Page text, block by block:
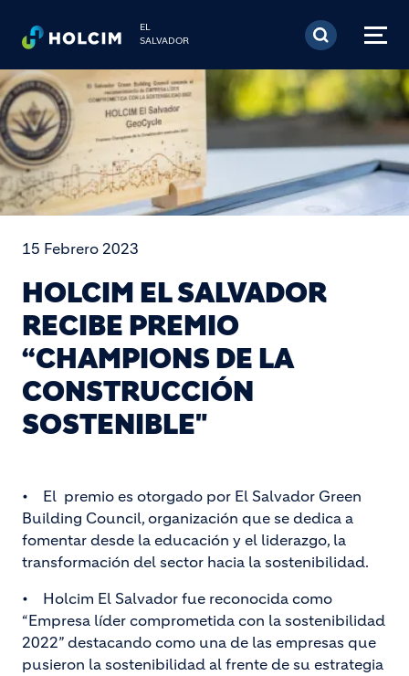
Pasar al contenido
EL
SALVADOR
15 Febrero 2023
HOLCIM EL SALVADOR
RECIBE PREMIO
“CHAMPIONS DE LA
CONSTRUCCIÓN
SOSTENIBLE"
• El premio es otorgado por El Salvador Green
Building Council, organización que se dedica a
fomentar desde la educación y el liderazgo, la
transformación del sector hacia la sostenibilidad.
• Holcim El Salvador fue reconocida como
“Empresa líder comprometida con la sostenibilidad
2022” destacando como una de las empresas que
pusieron la sostenibilidad al frente de su estrategia